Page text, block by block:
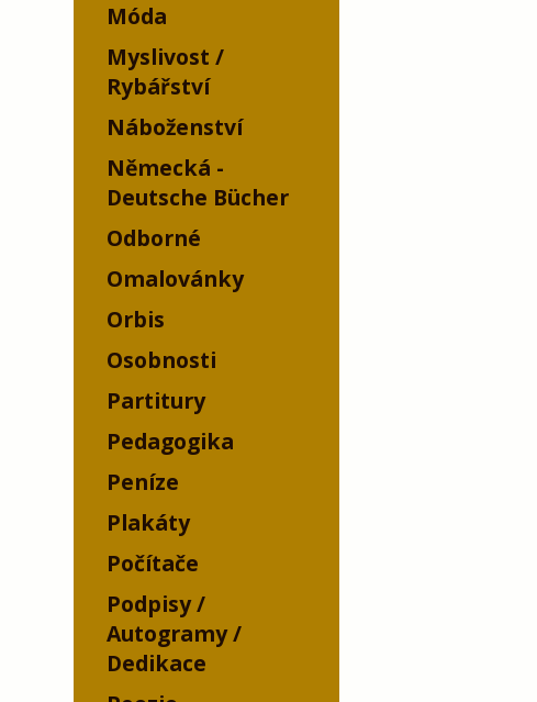
Móda
Myslivost /
Rybářství
Náboženství
Německá -
Deutsche Bücher
Odborné
Omalovánky
Orbis
Osobnosti
Partitury
Pedagogika
Peníze
Plakáty
Počítače
Podpisy /
Autogramy /
Dedikace